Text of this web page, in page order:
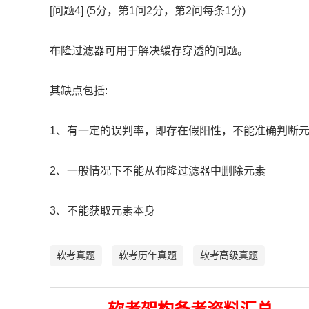
[问题4] (5分，第1问2分，第2问每条1分)
布隆过滤器可用于解决缓存穿透的问题。
其缺点包括:
1、有一定的误判率，即存在假阳性，不能准确判断
2、一般情况下不能从布隆过滤器中删除元素
3、不能获取元素本身
软考真题 软考历年真题 软考高级真题